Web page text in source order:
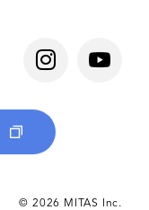
© 2026 MITAS Inc.